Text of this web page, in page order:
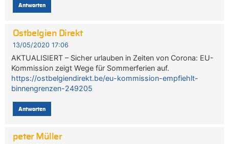
Antworten
Ostbelgien Direkt
13/05/2020 17:06
AKTUALISIERT – Sicher urlauben in Zeiten von Corona: EU-
Kommission zeigt Wege für Sommerferien auf.
https://ostbelgiendirekt.be/eu-kommission-empfiehlt-
binnengrenzen-249205
Antworten
peter Müller